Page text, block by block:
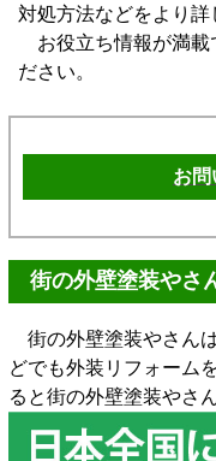
対処方法などをより詳
お役立ち情報が満載
ださい。
お問
街の外壁塗装やさ
街の外壁塗装やさん
どでも外装リフォーム
ると街の外壁塗装やさ